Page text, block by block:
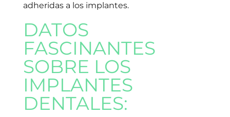
adheridas a los implantes.
DATOS
FASCINANTES
SOBRE LOS
IMPLANTES
DENTALES: